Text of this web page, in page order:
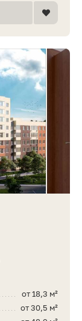
от 18,3 м²
от 30,5 м²